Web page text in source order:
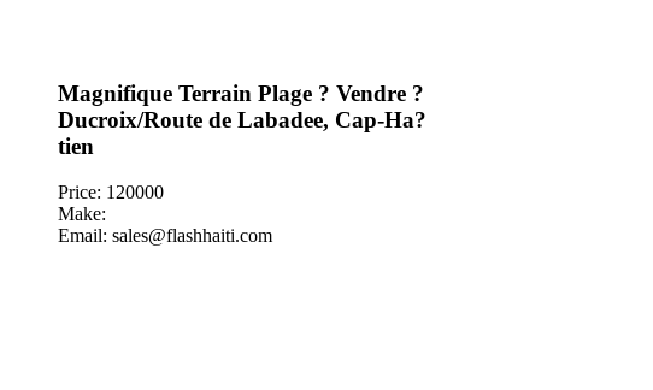
Magnifique Terrain Plage ? Vendre ?
Ducroix/Route de Labadee, Cap-Ha?
tien
Price: 120000
Make:
Email: sales@flashhaiti.com